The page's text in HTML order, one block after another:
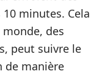
minutes. Cela
des
peut suivre le
de manière